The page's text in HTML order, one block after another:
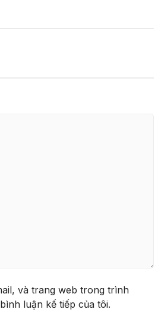
và trang web trong trình
luận kế tiếp của tôi.